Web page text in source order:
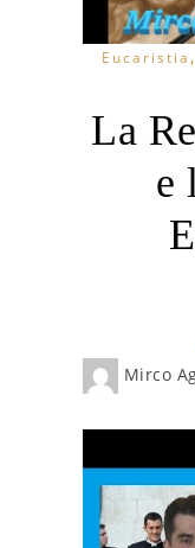
Eucaristia ,
La
e
Mirco